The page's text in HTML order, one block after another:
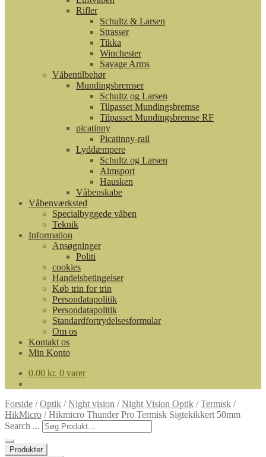
Rifler
Schultz & Larsen
Strasser
Tikka
Winchester
Savage Arms
Våbentilbehør
Mundingsbremser
Schultz og Larsen
Tilpasset Mundingsbremse
Tilpasset Mundingsbremse RF
picatinny
Picatinny-rail
Lyddæmpere
Schultz og Larsen
Aimsport
Hausken
Våbenskabe
Våbenværksted
Specialbyggede våben
Teknik
Information
Ansøgninger
Politi
cookies
Handelsbetingelser
Køb trin for trin
Persondatapolitik
Persondatapolitik
Standardfortrydelsesformular
Om os
Kontakt os
Min Konto
0,00 kr. 0 varer
Forside /Optik /Night vision /Night Vision Optik /Termisk /
HikMicro /Hikmicro Thunder Pro Termisk Sigtekikkert 50mm
Search ...
Produkter